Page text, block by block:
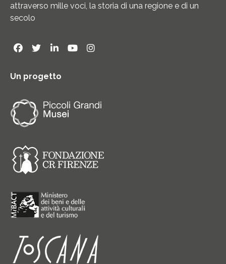
attraverso mille voci, la storia di una regione e di un
secolo
Un progetto